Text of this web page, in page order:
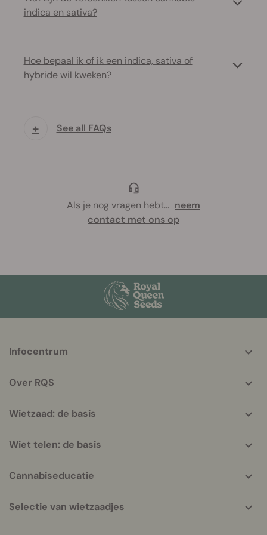
indica en sativa?
Hoe bepaal ik of ik een indica, sativa of
hybride wil kweken?
+ See all FAQs
Als je nog vragen hebt... neem
contact met ons op
helpful
Infocentrum
Over RQS
Wietzaad: de basis
Wiet telen: de basis
Cannabiseducatie
Selectie van wietzaadjes